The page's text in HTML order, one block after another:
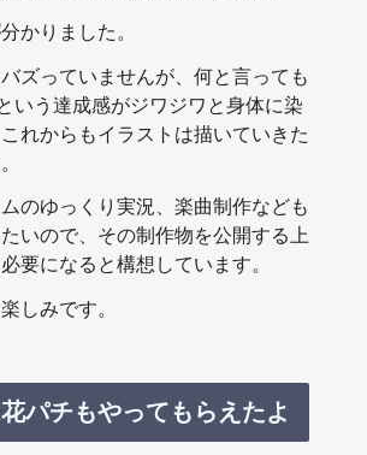
かりました。
ズっていませんが、何と言っても
いう達成感がジワジワと身体に染
れからもイラストは描いていきた
のゆっくり実況、楽曲制作なども
いので、その制作物を公開する上
要になると構想しています。
しみです。
パチもやってもらえたよ